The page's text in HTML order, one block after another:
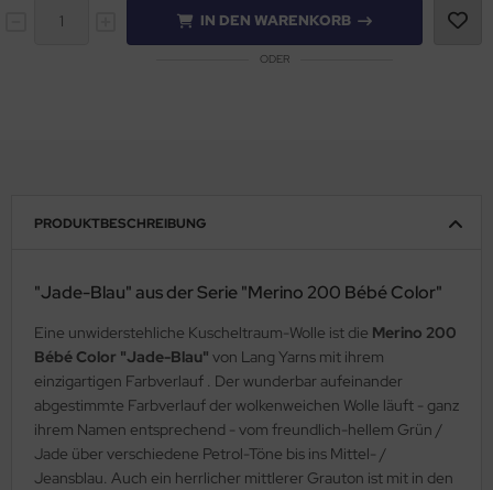
IN DEN WARENKORB
ODER
PRODUKTBESCHREIBUNG
"Jade-Blau" aus der Serie "Merino 200 Bébé Color"
Eine unwiderstehliche Kuscheltraum-Wolle ist die Merino 200
Bébé Color "Jade-Blau" von Lang Yarns mit ihrem
einzigartigen Farbverlauf . Der wunderbar aufeinander
abgestimmte Farbverlauf der wolkenweichen Wolle läuft - ganz
ihrem Namen entsprechend - vom freundlich-hellem Grün /
Jade über verschiedene Petrol-Töne bis ins Mittel- /
Jeansblau. Auch ein herrlicher mittlerer Grauton ist mit in den